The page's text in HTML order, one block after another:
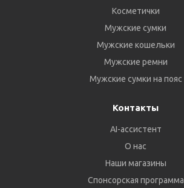
Косметички
Мужские сумки
Мужские кошельки
Мужские ремни
Мужские сумки на пояс
Контакты
AI-ассистент
О нас
Наши магазины
Спонсорская программа